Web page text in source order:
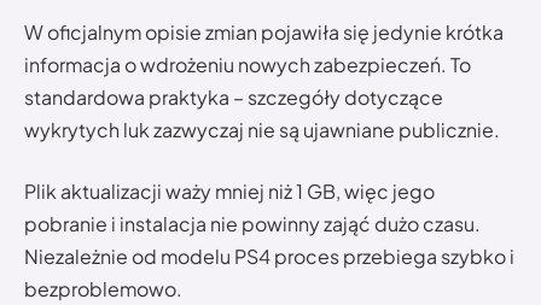
W oficjalnym opisie zmian pojawiła się jedynie krótka
informacja o wdrożeniu nowych zabezpieczeń. To
standardowa praktyka – szczegóły dotyczące
wykrytych luk zazwyczaj nie są ujawniane publicznie.
Plik aktualizacji waży mniej niż 1 GB, więc jego
pobranie i instalacja nie powinny zająć dużo czasu.
Niezależnie od modelu PS4 proces przebiega szybko i
bezproblemowo.